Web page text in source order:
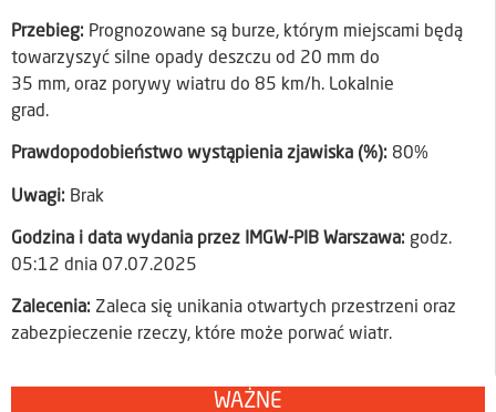
Przebieg: Prognozowane są burze, którym miejscami będą
towarzyszyć silne opady deszczu od 20 mm do
35 mm, oraz porywy wiatru do 85 km/h. Lokalnie
grad.
Prawdopodobieństwo wystąpienia zjawiska (%): 80%
Uwagi: Brak
Godzina i data wydania przez IMGW-PIB Warszawa: godz.
05:12 dnia 07.07.2025
Zalecenia: Zaleca się unikania otwartych przestrzeni oraz
zabezpieczenie rzeczy, które może porwać wiatr.
WAŻNE